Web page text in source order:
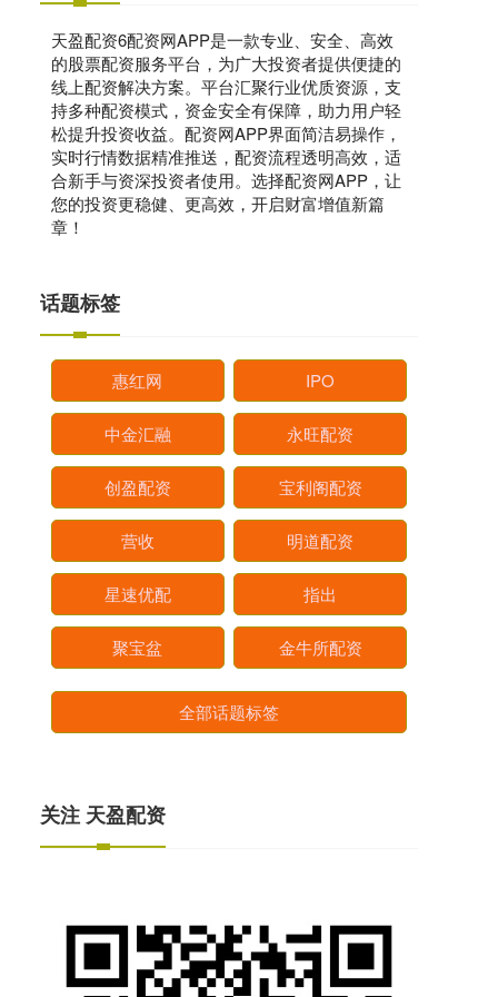
天盈配资6配资网APP是一款专业、安全、高效
的股票配资服务平台，为广大投资者提供便捷的
线上配资解决方案。平台汇聚行业优质资源，支
持多种配资模式，资金安全有保障，助力用户轻
松提升投资收益。配资网APP界面简洁易操作，
实时行情数据精准推送，配资流程透明高效，适
合新手与资深投资者使用。选择配资网APP，让
您的投资更稳健、更高效，开启财富增值新篇
章！
话题标签
惠红网 IPO
中金汇融 永旺配资
创盈配资 宝利阁配资
营收 明道配资
星速优配 指出
聚宝盆 金牛所配资
全部话题标签
关注 天盈配资